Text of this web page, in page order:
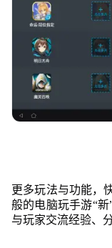
更多玩法与功能，
般的电脑玩手游“新
与玩家交流经验、